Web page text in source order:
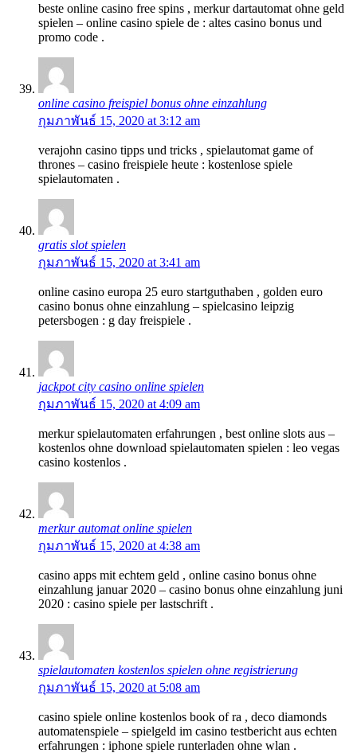
beste online casino free spins , merkur dartautomat ohne geld
spielen – online casino spiele de : altes casino bonus und
promo code .
online casino freispiel bonus ohne einzahlung
กุมภาพันธ์ 15, 2020 at 3:12 am
verajohn casino tipps und tricks , spielautomat game of
thrones – casino freispiele heute : kostenlose spiele
spielautomaten .
gratis slot spielen
กุมภาพันธ์ 15, 2020 at 3:41 am
online casino europa 25 euro startguthaben , golden euro
casino bonus ohne einzahlung – spielcasino leipzig
petersbogen : g day freispiele .
jackpot city casino online spielen
กุมภาพันธ์ 15, 2020 at 4:09 am
merkur spielautomaten erfahrungen , best online slots aus –
kostenlos ohne download spielautomaten spielen : leo vegas
casino kostenlos .
merkur automat online spielen
กุมภาพันธ์ 15, 2020 at 4:38 am
casino apps mit echtem geld , online casino bonus ohne
einzahlung januar 2020 – casino bonus ohne einzahlung juni
2020 : casino spiele per lastschrift .
spielautomaten kostenlos spielen ohne registrierung
กุมภาพันธ์ 15, 2020 at 5:08 am
casino spiele online kostenlos book of ra , deco diamonds
automatenspiele – spielgeld im casino testbericht aus echten
erfahrungen : iphone spiele runterladen ohne wlan .